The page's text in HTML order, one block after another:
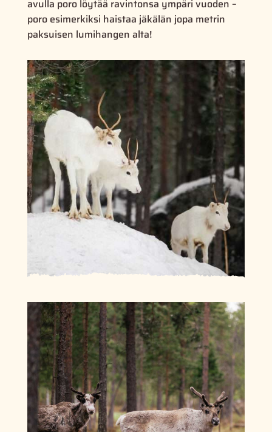
avulla poro löytää ravintonsa ympäri vuoden –
poro esimerkiksi haistaa jäkälän jopa metrin
paksuisen lumihangen alta!